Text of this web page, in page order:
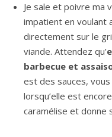
Je sale et poivre ma
impatient en voulant
directement sur le
viande. Attendez qu’
barbecue et
est des sauces,
lorsqu’elle est
caramélise et donne